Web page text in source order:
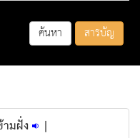
ค้นหา สารบัญ
มฝั่ง |